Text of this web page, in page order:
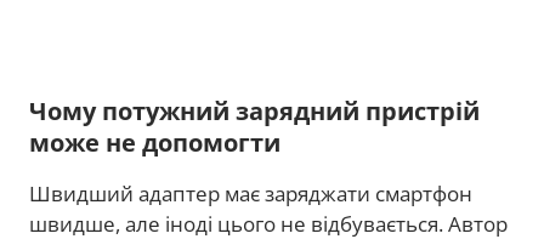
Чому потужний зарядний пристрій
може не допомогти
Швидший адаптер має заряджати смартфон
швидше, але іноді цього не відбувається. Автор